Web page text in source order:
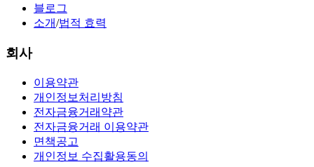
블로그
소개/법적 효력
회사
이용약관
개인정보처리방침
전자금융거래약관
전자금융거래 이용약관
면책공고
개인정보 수집활용동의